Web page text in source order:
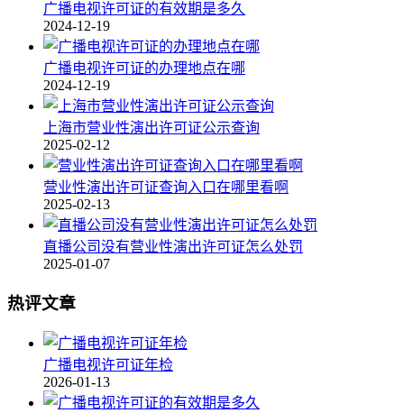
广播电视许可证的有效期是多久
2024-12-19
广播电视许可证的办理地点在哪
2024-12-19
上海市营业性演出许可证公示查询
2025-02-12
营业性演出许可证查询入口在哪里看啊
2025-02-13
直播公司没有营业性演出许可证怎么处罚
2025-01-07
热评文章
广播电视许可证年检
2026-01-13